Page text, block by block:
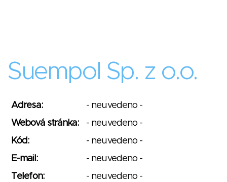
Suempol Sp. z o.o.
Adresa:
- neuvedeno -
Webová stránka:
- neuvedeno -
Kód:
- neuvedeno -
E-mail:
- neuvedeno -
Telefon:
- neuvedeno -